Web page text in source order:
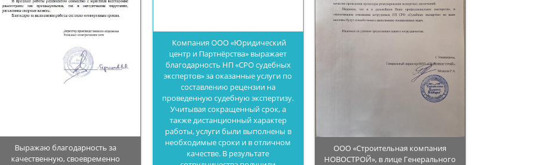
Компания ООО «Юридический
центр и Партнёрства» выражает
благодарность НП «СРО судебных
экспертов» за оказанные услуги по
составлению рецензии на
проведенную судебную экспертизу.
Учитывая сокращенный срок, а
также дистанционный характер
работы, услуги были выполнены в
необходимые сроки и в отличном
качестве. В результате
ООО «Строительная компания
НОВОСТРОЙ», в лице Генерального
Выражаю благодарность за
качественную, своевременно